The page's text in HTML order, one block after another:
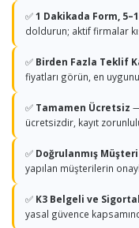
✅1 Dakikada Form,
doldurun; aktif firmalar
✅ Birden Fazla Teklif
fiyatları görün, en
✅ Tamamen Ücretsiz
ücretsizdir, kayıt
✅ Doğrulanmış
yapılan müşterilerin
✅ K3 Belgeli ve
yasal güvence